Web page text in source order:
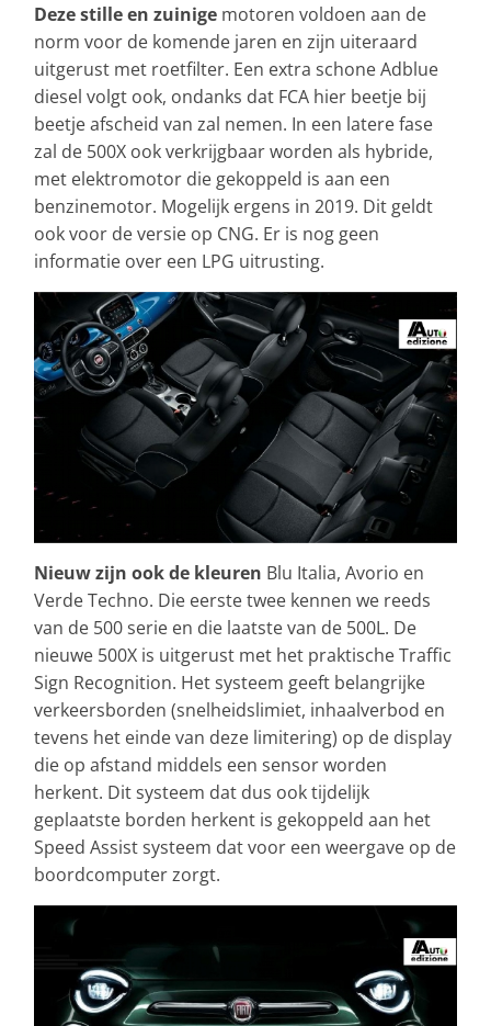
Deze stille en zuinige motoren voldoen aan de
norm voor de komende jaren en zijn uiteraard
uitgerust met roetfilter. Een extra schone Adblue
diesel volgt ook, ondanks dat FCA hier beetje bij
beetje afscheid van zal nemen. In een latere fase
zal de 500X ook verkrijgbaar worden als hybride,
met elektromotor die gekoppeld is aan een
benzinemotor. Mogelijk ergens in 2019. Dit geldt
ook voor de versie op CNG. Er is nog geen
informatie over een LPG uitrusting.
Nieuw zijn ook de kleuren Blu Italia, Avorio en
Verde Techno. Die eerste twee kennen we reeds
van de 500 serie en die laatste van de 500L. De
nieuwe 500X is uitgerust met het praktische Traffic
Sign Recognition. Het systeem geeft belangrijke
verkeersborden (snelheidslimiet, inhaalverbod en
tevens het einde van deze limitering) op de display
die op afstand middels een sensor worden
herkent. Dit systeem dat dus ook tijdelijk
geplaatste borden herkent is gekoppeld aan het
Speed Assist systeem dat voor een weergave op de
boordcomputer zorgt.